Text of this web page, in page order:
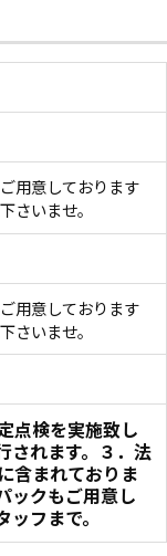
用意しております
さいませ。
用意しております
さいませ。
点検を実施致し
されます。３．法
含まれておりま
ックもご用意し
フまで。